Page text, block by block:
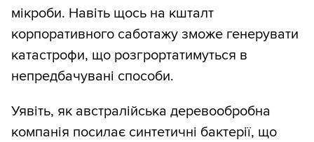
мікроби. Навіть щось на кшталт
корпоративного саботажу зможе генерувати
катастрофи, що розгрортатимуться в
непредбачувані способи.
Уявіть, як австралійська деревообробна
компанія посилає синтетичні бактерії, що